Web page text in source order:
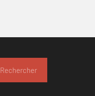
Rechercher